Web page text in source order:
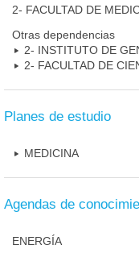
2- FACULTAD DE
Otras dependencias
2- INSTITUTO DE
2- FACULTAD DE
Planes de estudio
MEDICINA
Agendas de
ENERGÍA